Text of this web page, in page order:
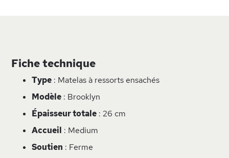
Fiche technique
Type : Matelas à ressorts ensachés
Modèle : Brooklyn
Épaisseur totale : 26 cm
Accueil : Medium
Soutien : Ferme